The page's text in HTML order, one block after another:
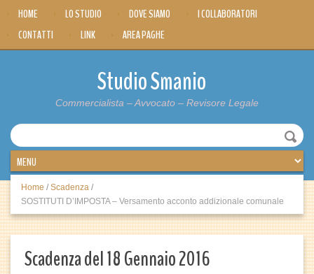
HOME LO STUDIO DOVE SIAMO
I COLLABORATORI
CONTATTI
LINK AREA PAGHE
Studio Smanio
Commercialista – Avvocato – Revisore Legale
Home / Scadenza /
SOSTITUTI D’IMPOSTA – Versamento acconto addizionale comunale
Scadenza del 18 Gennaio 2016